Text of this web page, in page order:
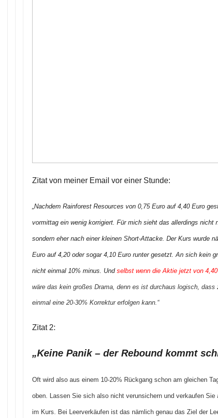
Zitat von meiner Email vor einer Stunde:
„Nachdem Rainforest Resources von 0,75 Euro auf 4,40 Euro
vormittag ein wenig korrigiert. Für mich sieht das allerdings nicht
sondern eher nach einer kleinen Short-Attacke. Der Kurs wurde
Euro auf 4,20 oder sogar 4,10 Euro runter gesetzt. An sich kein
nicht einmal 10% minus. Und selbst wenn die Aktie jetzt von
wäre das kein großes Drama, denn es ist durchaus logisch,
einmal eine 20-30% Korrektur erfolgen kann.“
Zitat 2:
„Keine Panik – der Rebound kommt
Oft wird also aus einem 10-20% Rückgang schon am gleichen
oben. Lassen Sie sich also nicht verunsichern und verkaufen
im Kurs. Bei Leerverkäufen ist das nämlich genau das Ziel der